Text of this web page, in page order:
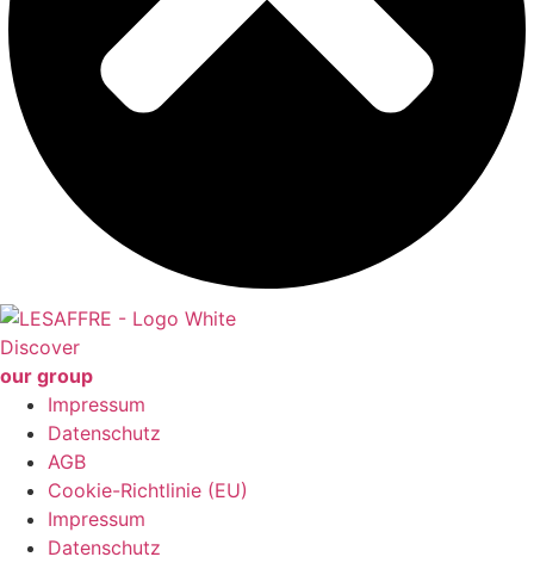
Discover
our group
Impressum
Datenschutz
AGB
Cookie-Richtlinie (EU)
Impressum
Datenschutz